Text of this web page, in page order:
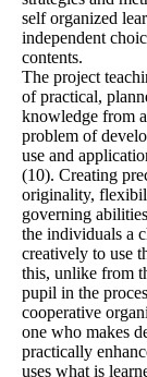
self organized
independent
contents.
The project
of practical,
knowl­edge from
problem of
use and
(10). Creating
originality,
governing
the individuals a
creatively to use
this, unlike from
pupil in the
cooperative
one who makes
practically
uses what is